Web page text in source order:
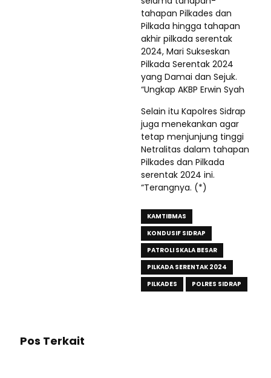
tahapan Pilkades dan
Pilkada hingga tahapan
akhir pilkada serentak
2024, Mari Sukseskan
Pilkada Serentak 2024
yang Damai dan Sejuk.
“Ungkap AKBP Erwin Syah
Selain itu Kapolres Sidrap
juga menekankan agar
tetap menjunjung tinggi
Netralitas dalam tahapan
Pilkades dan Pilkada
serentak 2024 ini.
“Terangnya. (*)
KAMTIBMAS
KONDUSIF SIDRAP
PATROLI SKALA BESAR
PILKADA SERENTAK 2024
PILKADES
POLRES SIDRAP
Pos Terkait